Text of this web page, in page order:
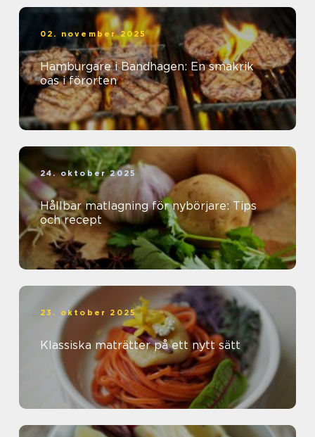
02. november 2025
Hamburgare i Bandhagen: En smakrik
oas i förorten
24. oktober 2025
Hållbar matlagning för nybörjare: Tips
och recept
23. oktober 2025
Klassiska maträtter på ett nytt sätt